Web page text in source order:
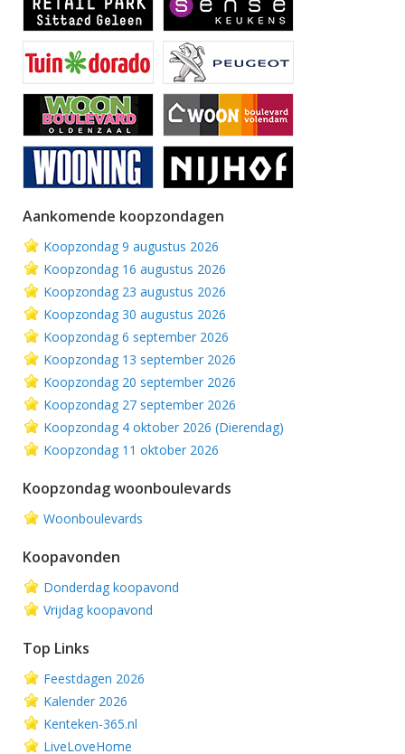
Aankomende koopzondagen
Koopzondag 9 augustus 2026
Koopzondag 16 augustus 2026
Koopzondag 23 augustus 2026
Koopzondag 30 augustus 2026
Koopzondag 6 september 2026
Koopzondag 13 september 2026
Koopzondag 20 september 2026
Koopzondag 27 september 2026
Koopzondag 4 oktober 2026 (Dierendag)
Koopzondag 11 oktober 2026
Koopzondag woonboulevards
Woonboulevards
Koopavonden
Donderdag koopavond
Vrijdag koopavond
Top Links
Feestdagen 2026
Kalender 2026
Kenteken-365.nl
LiveLoveHome